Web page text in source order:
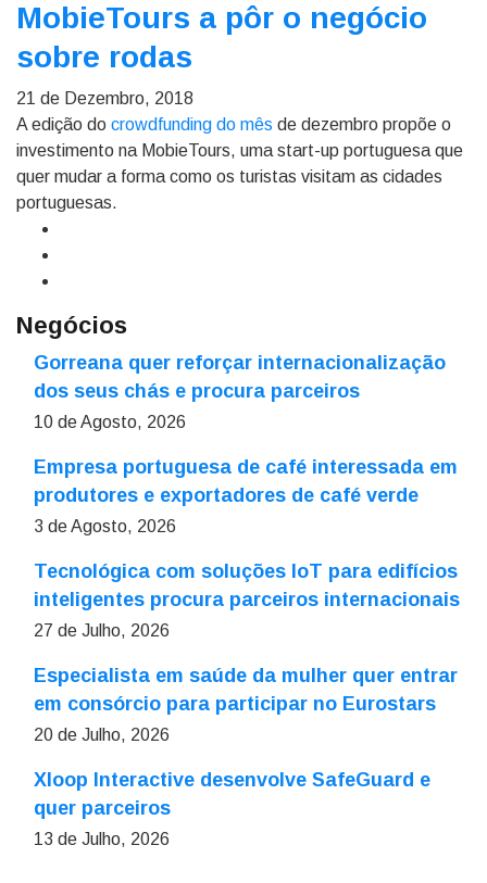
MobieTours a pôr o negócio
sobre rodas
21 de Dezembro, 2018
A edição do crowdfunding do mês de dezembro propõe o
investimento na MobieTours, uma start-up portuguesa que
quer mudar a forma como os turistas visitam as cidades
portuguesas.
Negócios
Gorreana quer reforçar internacionalização
dos seus chás e procura parceiros
10 de Agosto, 2026
Empresa portuguesa de café interessada em
produtores e exportadores de café verde
3 de Agosto, 2026
Tecnológica com soluções IoT para edifícios
inteligentes procura parceiros internacionais
27 de Julho, 2026
Especialista em saúde da mulher quer entrar
em consórcio para participar no Eurostars
20 de Julho, 2026
Xloop Interactive desenvolve SafeGuard e
quer parceiros
13 de Julho, 2026